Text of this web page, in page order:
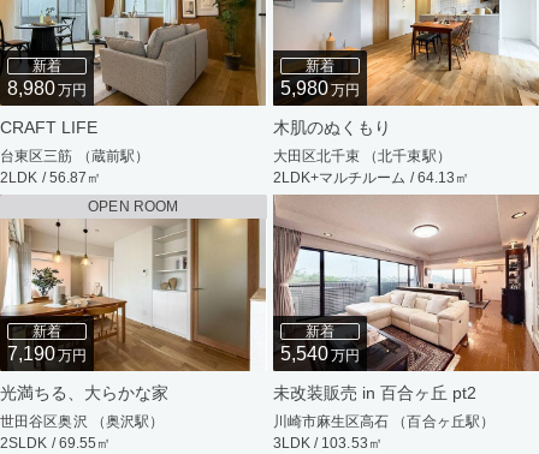
新着
8,980万円
CRAFT LIFE
台東区三筋 （蔵前駅）
2LDK / 56.87㎡
新着
5,980万円
木肌のぬくもり
大田区北千束 （北千束駅）
2LDK+マルチルーム / 64.13㎡
OPEN ROOM
新着
7,190万円
光満ちる、大らかな家
世田谷区奥沢 （奥沢駅）
2SLDK / 69.55㎡
新着
5,540万円
未改装販売 in 百合ヶ丘 pt2
川崎市麻生区高石 （百合ヶ丘駅）
3LDK / 103.53㎡